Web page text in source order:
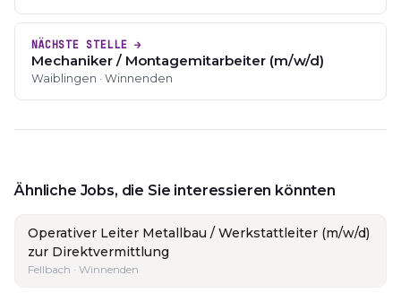
NÄCHSTE STELLE →
Mechaniker / Montagemitarbeiter (m/w/d)
Waiblingen · Winnenden
Ähnliche Jobs, die Sie interessieren könnten
Operativer Leiter Metallbau / Werkstattleiter (m/w/d)
zur Direktvermittlung
Fellbach · Winnenden